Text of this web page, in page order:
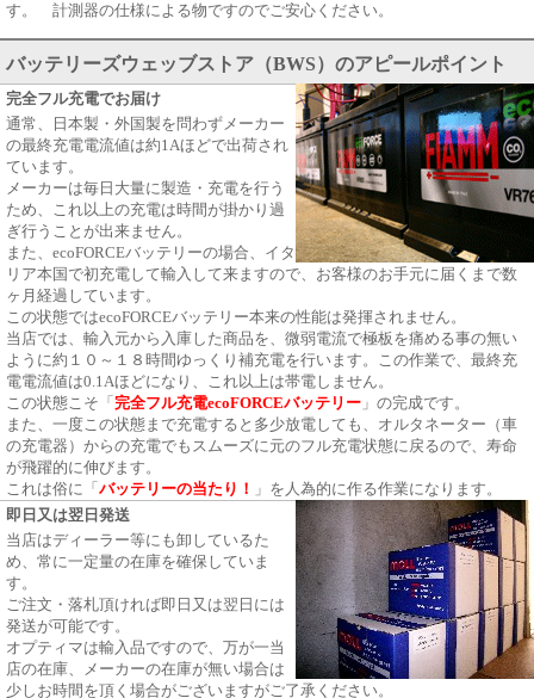
す。 計測器の仕様による物ですのでご安心ください。
バッテリーズウェッブストア（BWS）のアピールポイント
完全フル充電でお届け
通常、日本製・外国製を問わずメーカー
の最終充電電流値は約1Aほどで出荷され
ています。
メーカーは毎日大量に製造・充電を行う
ため、これ以上の充電は時間が掛かり過
ぎ行うことが出来ません。
また、ecoFORCEバッテリーの場合、イタ
リア本国で初充電して輸入して来ますので、お客様のお手元に届くまで数
ヶ月経過しています。
この状態ではecoFORCEバッテリー本来の性能は発揮されません。
当店では、輸入元から入庫した商品を、微弱電流で極板を痛める事の無い
ように約１０～１８時間ゆっくり補充電を行います。この作業で、最終充
電電流値は0.1Aほどになり、これ以上は帯電しません。
この状態こそ「完全フル充電ecoFORCEバッテリー 」の完成です。
また、一度この状態まで充電すると多少放電しても、オルタネーター（車
の充電器）からの充電でもスムーズに元のフル充電状態に戻るので、寿命
が飛躍的に伸びます。
これは俗に「バッテリーの当たり！ 」を人為的に作る作業になります。
即日又は翌日発送
当店はディーラー等にも卸しているた
め、常に一定量の在庫を確保していま
す。
ご注文・落札頂ければ即日又は翌日には
発送が可能です。
オプティマは輸入品ですので、万が一当
店の在庫、メーカーの在庫が無い場合は
少しお時間を頂く場合がございますがご了承ください。